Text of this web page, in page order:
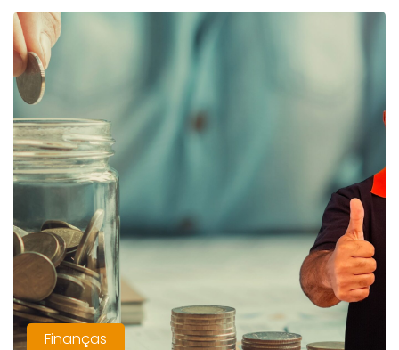
Finanças